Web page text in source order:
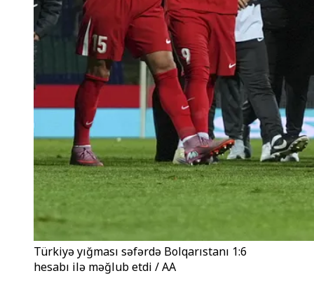
Türkiyə yığması səfərdə Bolqarıstanı 1:6
hesabı ilə məğlub etdi / AA